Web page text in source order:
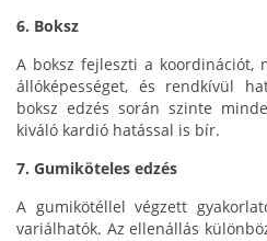
6. Boksz
A boksz fejleszti a koordinációt,
állóképességet, és rendkívül
boksz edzés során szinte
kiváló kardió hatással is bír.
7. Gumiköteles edzés
A gumikötéllel végzett
variálhatók. Az ellenállás